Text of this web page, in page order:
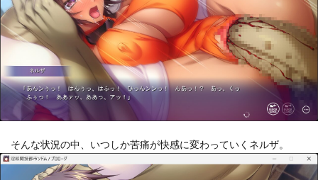
そんな状況の中、いつしか苦痛が快感に変わっていくネルザ。